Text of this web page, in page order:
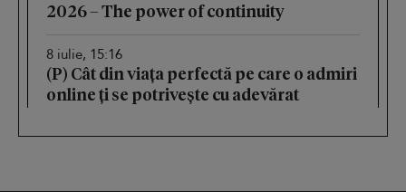
2026 – The power of continuity
8 iulie, 15:16
(P) Cât din viața perfectă pe care o admiri
online ți se potrivește cu adevărat